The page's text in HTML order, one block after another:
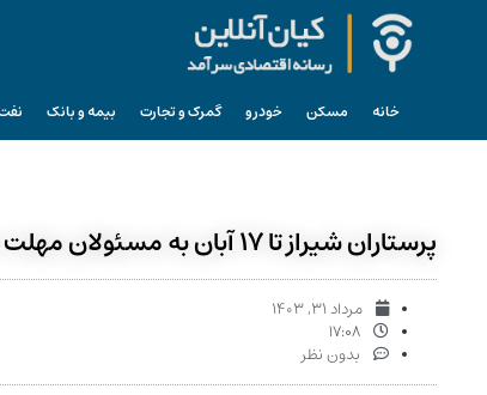
خانه مسکن خودرو گمرک و تجارت بیمه و بانک
پرستاران شیراز تا ۱۷ آبان به مسئولان مهلت دادند
مرداد ۳۱, ۱۴۰۳
۱۷:۰۸
بدون نظر